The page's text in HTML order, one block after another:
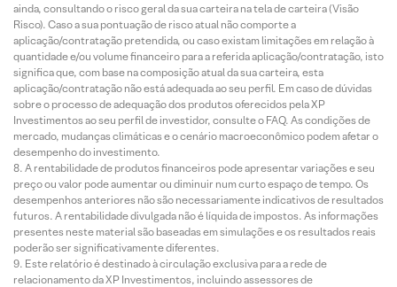
ainda, consultando o risco geral da sua carteira na tela de carteira (Visão
Risco). Caso a sua pontuação de risco atual não comporte a
aplicação/contratação pretendida, ou caso existam limitações em relação à
quantidade e/ou volume financeiro para a referida aplicação/contratação, isto
significa que, com base na composição atual da sua carteira, esta
aplicação/contratação não está adequada ao seu perfil. Em caso de dúvidas
sobre o processo de adequação dos produtos oferecidos pela XP
Investimentos ao seu perfil de investidor, consulte o FAQ. As condições de
mercado, mudanças climáticas e o cenário macroeconômico podem afetar o
desempenho do investimento.
A rentabilidade de produtos financeiros pode apresentar variações e seu
preço ou valor pode aumentar ou diminuir num curto espaço de tempo. Os
desempenhos anteriores não são necessariamente indicativos de resultados
futuros. A rentabilidade divulgada não é líquida de impostos. As informações
presentes neste material são baseadas em simulações e os resultados reais
poderão ser significativamente diferentes.
Este relatório é destinado à circulação exclusiva para a rede de
relacionamento da XP Investimentos, incluindo assessores de